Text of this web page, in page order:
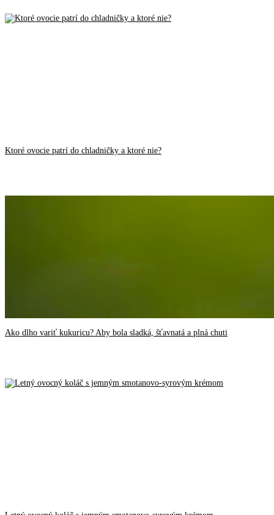
Ktoré ovocie patrí do chladničky a ktoré nie?
Ako dlho variť kukuricu? Aby bola sladká, šťavnatá a plná chuti